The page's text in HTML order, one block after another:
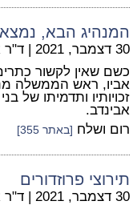
המנהיג הבא,
30 דצמבר, 2021 | ד"ר
כשם שאין לקשור
אביו, ראש הממשלה
זכויותיו ותדמיתו של
אבינדב.
רום ושלח [באתר 355]
תירוצי פרוזדורים
30 דצמבר, 2021 | ד"ר